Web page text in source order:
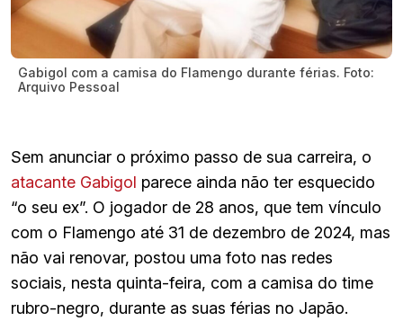
Gabigol com a camisa do Flamengo durante férias. Foto:
Arquivo Pessoal
Sem anunciar o próximo passo de sua carreira, o
atacante Gabigol parece ainda não ter esquecido
“o seu ex”. O jogador de 28 anos, que tem vínculo
com o Flamengo até 31 de dezembro de 2024, mas
não vai renovar, postou uma foto nas redes
sociais, nesta quinta-feira, com a camisa do time
rubro-negro, durante as suas férias no Japão.